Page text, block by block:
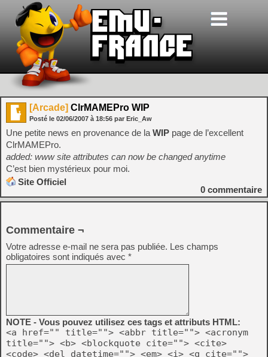
[Arcade] ClrMAMEPro WIP
Posté le 02/06/2007 à 18:56 par Eric_Aw
Une petite news en provenance de la WIP page de l’excellent
ClrMAMEPro.
added: www site attributes can now be changed anytime
C’est bien mystérieux pour moi.
Site Officiel
0 commentaire
Commentaire ¬
Votre adresse e-mail ne sera pas publiée. Les champs
obligatoires sont indiqués avec *
NOTE - Vous pouvez utilisez ces tags et attributs HTML:
<a href="" title=""> <abbr title=""> <acronym
title=""> <b> <blockquote cite=""> <cite>
<code> <del datetime=""> <em> <i> <q cite="">